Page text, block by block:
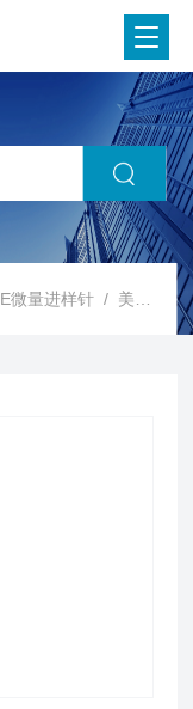
微量进样针 / 美国VICI中空推杆式微量进样针/注射器